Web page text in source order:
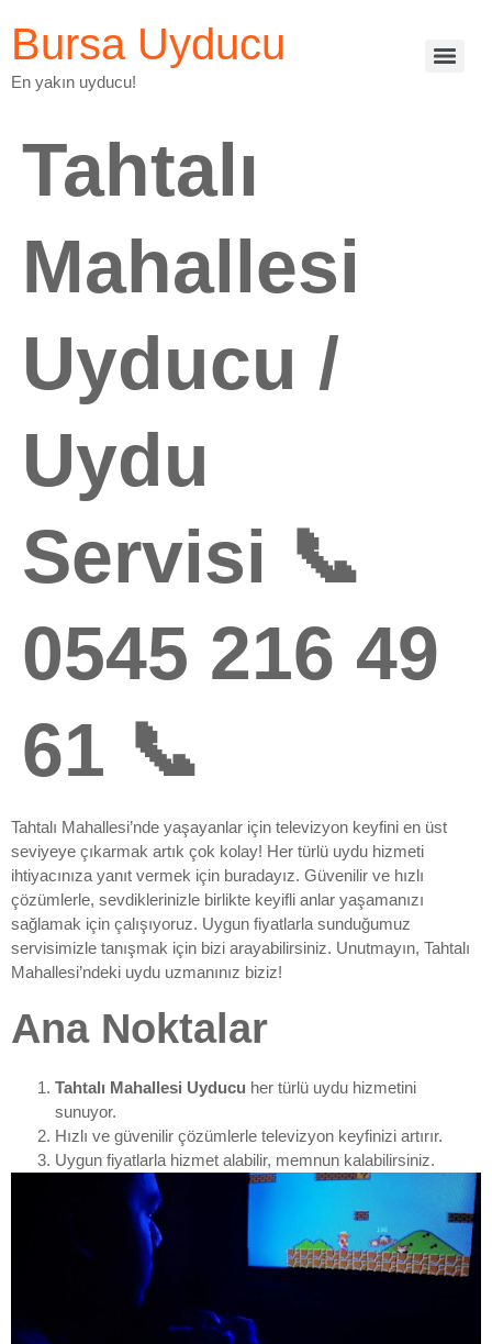
Bursa Uyducu
En yakın uyducu!
Tahtalı
Mahallesi
Uyducu /
Uydu
Servisi 📞
0545 216 49
61 📞
Tahtalı Mahallesi’nde yaşayanlar için televizyon keyfini en üst
seviyeye çıkarmak artık çok kolay! Her türlü uydu hizmeti
ihtiyacınıza yanıt vermek için buradayız. Güvenilir ve hızlı
çözümlerle, sevdiklerinizle birlikte keyifli anlar yaşamanızı
sağlamak için çalışıyoruz. Uygun fiyatlarla sunduğumuz
servisimizle tanışmak için bizi arayabilirsiniz. Unutmayın, Tahtalı
Mahallesi’ndeki uydu uzmanınız biziz!
Ana Noktalar
Tahtalı Mahallesi Uyducu her türlü uydu hizmetini
sunuyor.
Hızlı ve güvenilir çözümlerle televizyon keyfinizi artırır.
Uygun fiyatlarla hizmet alabilir, memnun kalabilirsiniz.